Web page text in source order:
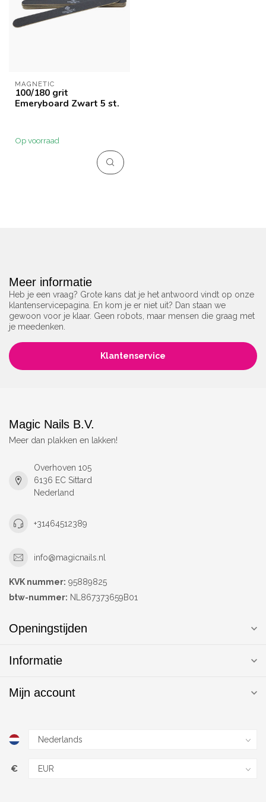
MAGNETIC
100/180 grit
Emeryboard Zwart 5 st.
Op voorraad
Meer informatie
Heb je een vraag? Grote kans dat je het antwoord vindt op onze
klantenservicepagina. En kom je er niet uit? Dan staan we
gewoon voor je klaar. Geen robots, maar mensen die graag met
je meedenken.
Klantenservice
Magic Nails B.V.
Meer dan plakken en lakken!
Overhoven 105
6136 EC Sittard
Nederland
+31464512389
info@magicnails.nl
KVK nummer: 95889825
btw-nummer: NL867373659B01
Openingstijden
Informatie
Mijn account
€